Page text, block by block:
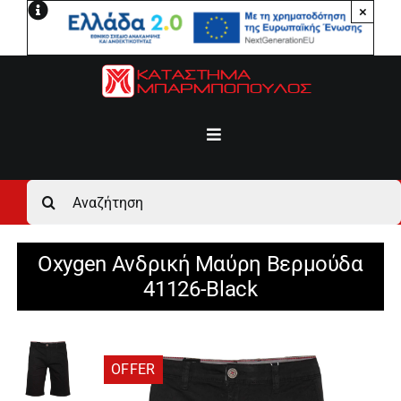
Μετάβαση
×
Toggle
Αρχική
Ανδρικά
Αγόρι
Αναζήτηση
για:
Oxygen Ανδρική Μαύρη Βερμούδα
41126-Black
OFFER